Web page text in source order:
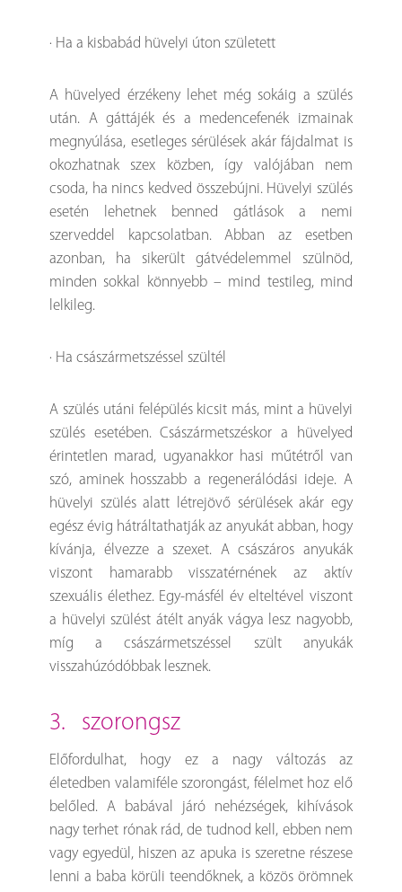
· Ha a kisbabád hüvelyi úton született
A hüvelyed érzékeny lehet még sokáig a szülés
után. A gáttájék és a medencefenék izmainak
megnyúlása, esetleges sérülések akár fájdalmat is
okozhatnak szex közben, így valójában nem
csoda, ha nincs kedved összebújni. Hüvelyi szülés
esetén lehetnek benned gátlások a nemi
szerveddel kapcsolatban. Abban az esetben
azonban, ha sikerült gátvédelemmel szülnöd,
minden sokkal könnyebb – mind testileg, mind
lelkileg.
· Ha császármetszéssel szültél
A szülés utáni felépülés kicsit más, mint a hüvelyi
szülés esetében. Császármetszéskor a hüvelyed
érintetlen marad, ugyanakkor hasi műtétről van
szó, aminek hosszabb a regenerálódási ideje. A
hüvelyi szülés alatt létrejövő sérülések akár egy
egész évig hátráltathatják az anyukát abban, hogy
kívánja, élvezze a szexet. A császáros anyukák
viszont hamarabb visszatérnének az aktív
szexuális élethez. Egy-másfél év elteltével viszont
a hüvelyi szülést átélt anyák vágya lesz nagyobb,
míg a császármetszéssel szült anyukák
visszahúzódóbbak lesznek.
3. szorongsz
Előfordulhat, hogy ez a nagy változás az
életedben valamiféle szorongást, félelmet hoz elő
belőled. A babával járó nehézségek, kihívások
nagy terhet rónak rád, de tudnod kell, ebben nem
vagy egyedül, hiszen az apuka is szeretne részese
lenni a baba körüli teendőknek, a közös örömnek